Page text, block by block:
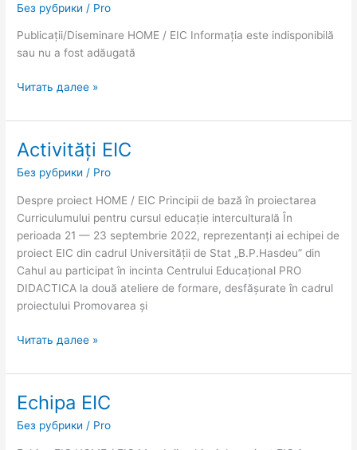
Без рубрики / Pro
Publicații/Diseminare HOME / EIC Informația este indisponibilă
sau nu a fost adăugată
Читать далее »
Activități EIC
Без рубрики / Pro
Despre proiect HOME / EIC Principii de bază în proiectarea
Curriculumului pentru cursul educație interculturală În
perioada 21 — 23 septembrie 2022, reprezentanți ai echipei de
proiect EIC din cadrul Universității de Stat „B.P.Hasdeu” din
Cahul au participat în incinta Centrului Educațional PRO
DIDACTICA la două ateliere de formare, desfășurate în cadrul
proiectului Promovarea și
Activități
Читать далее »
Echipa EIC
Без рубрики / Pro
Echipa